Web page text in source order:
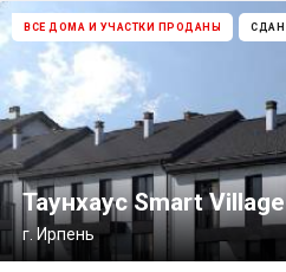
ВСЕ ДОМА И УЧАСТКИ ПРОДАНЫ СДАН
Таунхаус Smart Village
г. Ирпень